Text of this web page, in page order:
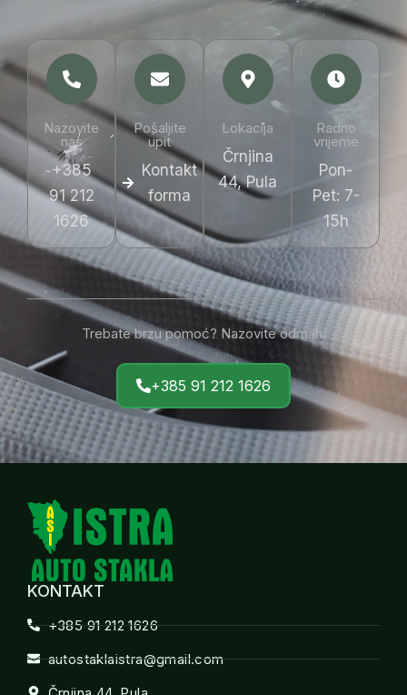
Nazovite
nas
+385
91 212
1626
Pošaljite
upit
Kontakt
forma
Lokacija
Črnjina
44, Pula
Radno
vrijeme
Pon-
Pet: 7-
15h
Trebate brzu pomoć? Nazovite odmah.
+385 91 212 1626
KONTAKT
+385 91 212 1626
autostaklaistra@gmail.com